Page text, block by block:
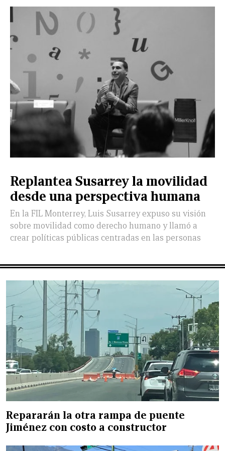
Replantea Susarrey la movilidad
desde una perspectiva humana
En la FIL Monterrey, Luis Susarrey expuso su visión
sobre movilidad como derecho humano y llamó a
crear políticas públicas centradas en las personas
Repararán la otra rampa de puente
Jiménez con costo a constructor